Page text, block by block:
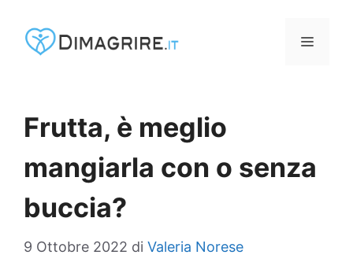
MENU
Frutta, è meglio
mangiarla con o senza
buccia?
9 Ottobre 2022 di Valeria Norese